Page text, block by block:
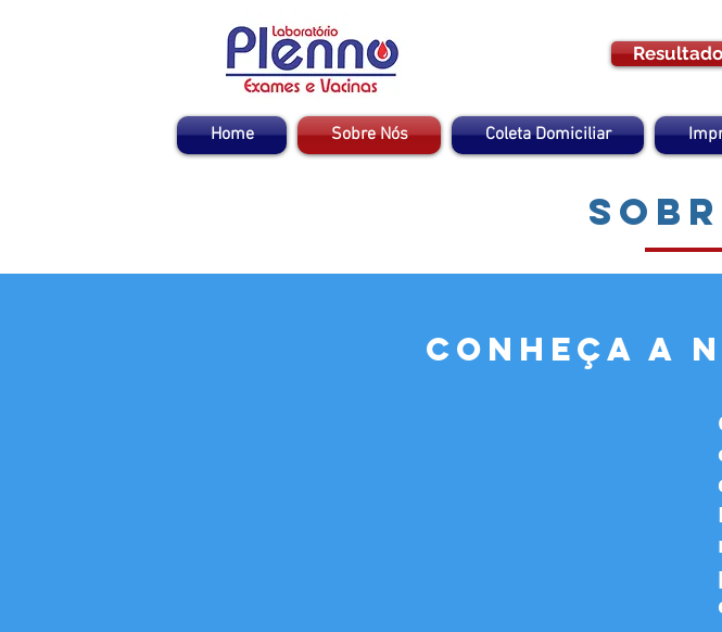
Home Sobre Nós Coleta Domiciliar
Conheça a